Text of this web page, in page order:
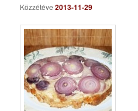
Közzétéve2013-11-29